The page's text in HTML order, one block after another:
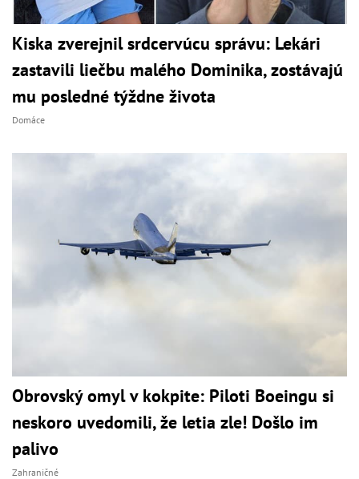
Kiska zverejnil srdcervúcu správu: Lekári
zastavili liečbu malého Dominika, zostávajú
mu posledné týždne života
Domáce
Obrovský omyl v kokpite: Piloti Boeingu si
neskoro uvedomili, že letia zle! Došlo im
palivo
Zahraničné